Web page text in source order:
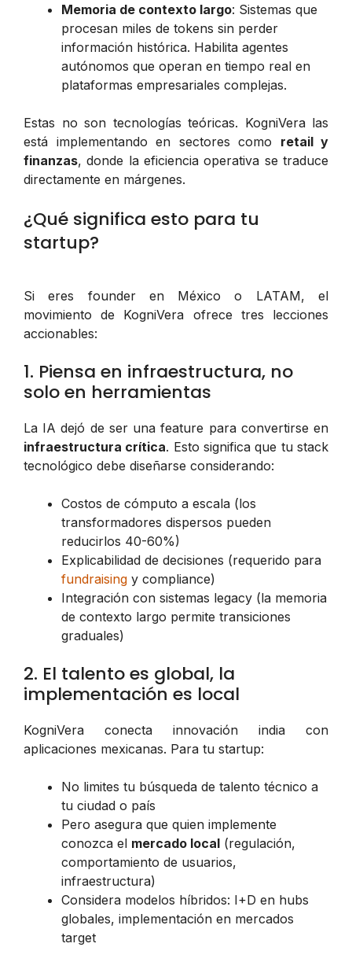
Memoria de contexto largo: Sistemas que
procesan miles de tokens sin perder
información histórica. Habilita agentes
autónomos que operan en tiempo real en
plataformas empresariales complejas.
Estas no son tecnologías teóricas. KogniVera las
está implementando en sectores como retail y
finanzas, donde la eficiencia operativa se traduce
directamente en márgenes.
¿Qué significa esto para tu
startup?
Si eres founder en México o LATAM, el
movimiento de KogniVera ofrece tres lecciones
accionables:
1. Piensa en infraestructura, no
solo en herramientas
La IA dejó de ser una feature para convertirse en
infraestructura crítica. Esto significa que tu stack
tecnológico debe diseñarse considerando:
Costos de cómputo a escala (los
transformadores dispersos pueden
reducirlos 40-60%)
Explicabilidad de decisiones (requerido para
fundraising y compliance)
Integración con sistemas legacy (la memoria
de contexto largo permite transiciones
graduales)
2. El talento es global, la
implementación es local
KogniVera conecta innovación india con
aplicaciones mexicanas. Para tu startup:
No limites tu búsqueda de talento técnico a
tu ciudad o país
Pero asegura que quien implemente
conozca el mercado local (regulación,
comportamiento de usuarios,
infraestructura)
Considera modelos híbridos: I+D en hubs
globales, implementación en mercados
target